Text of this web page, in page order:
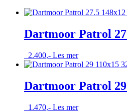
Dartmoor Patrol
2.400,- Les mer
Dartmoor Patrol
1.470,- Les mer